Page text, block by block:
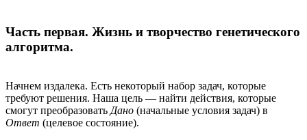
Часть первая. Жизнь и творчество генетического
алгоритма.
Начнем издалека. Есть некоторый набор задач, которые
требуют решения. Наша цель — найти действия, которые
смогут преобразовать Дано (начальные условия задач) в
Ответ (целевое состояние).